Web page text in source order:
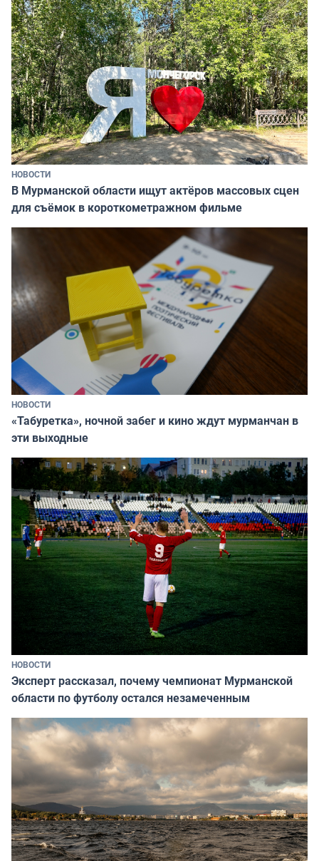
НОВОСТИ
В Мурманской области ищут актёров массовых сцен
для съёмок в короткометражном фильме
НОВОСТИ
«Табуретка», ночной забег и кино ждут мурманчан в
эти выходные
НОВОСТИ
Эксперт рассказал, почему чемпионат Мурманской
области по футболу остался незамеченным